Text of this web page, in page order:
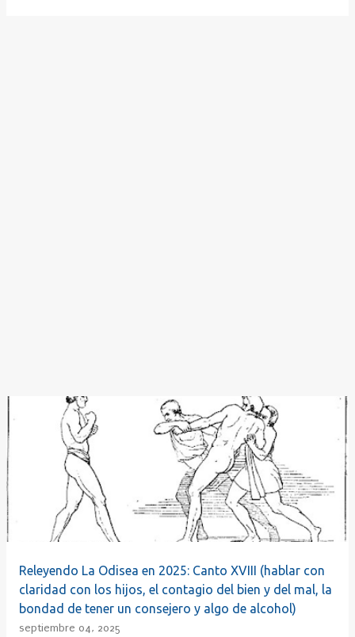
Releyendo La Odisea en 2025: Canto XVIII (hablar con
claridad con los hijos, el contagio del bien y del mal, la
bondad de tener un consejero y algo de alcohol)
septiembre 04, 2025